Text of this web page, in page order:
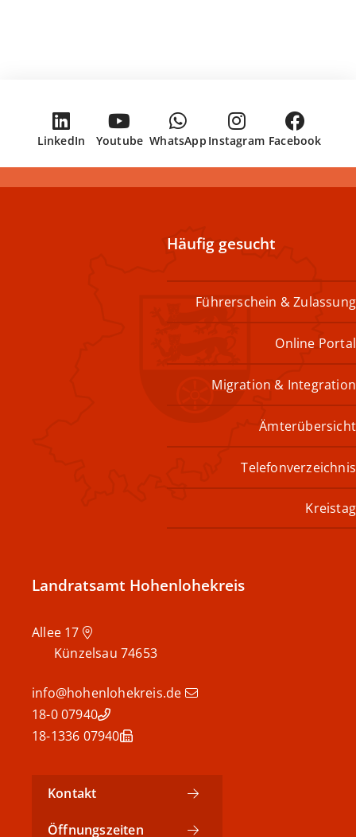
Facebook
Instagram
WhatsApp
Youtube
LinkedIn
Häufig gesucht
Führerschein & Zulassung
Online Portal
Migration & Integration
Ämterübersicht
Telefonverzeichnis
Kreistag
Landratsamt Hohenlohekreis
74653
Künzelsau
info@hohenlohekreis.de
07940 18-0
07940 18-1336
Kontakt
Öffnungszeiten